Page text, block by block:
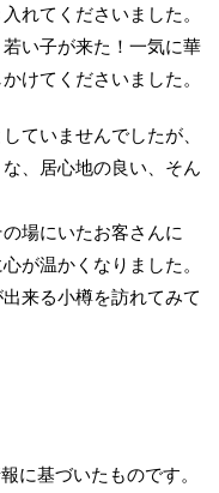
れてくださいました。
い子が来た！一気に華
けてくださいました。
ていませんでしたが、
、居心地の良い、そん
場にいたお客さんに
が温かくなりました。
来る小樽を訪れてみて
に基づいたものです。